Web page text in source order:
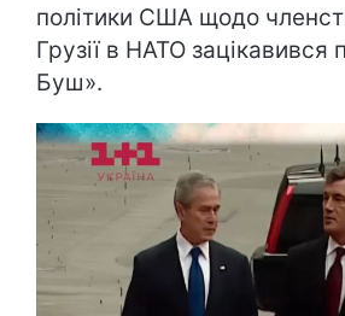
політики США щодо
Грузії в НАТО зацікавився
Буш».